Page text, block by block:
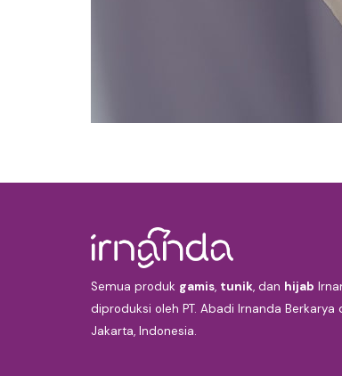
Semua produk gamis, tunik, dan hijab
diproduksi oleh PT. Abadi Irnanda Berkarya
Jakarta, Indonesia.